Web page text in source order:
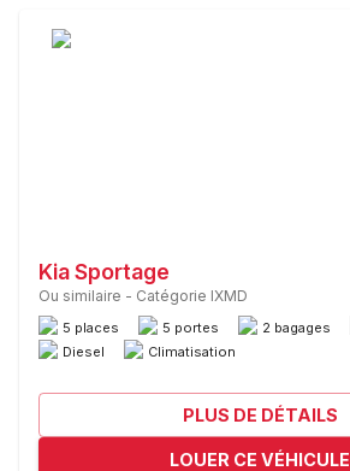
Kia Sportage
Ou similaire - Catégorie IXMD
5 places 5 portes 2 bagages
Diesel
Climatisation
PLUS DE DÉTAILS
LOUER CE VÉHICULE